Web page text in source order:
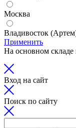
Москва
Владивосток
Применить
На основном складе
Вход на сайт
Поиск по сайту